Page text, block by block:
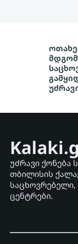
უძრავი ქონება
თბილისის
საცხოვრებელი,
ცენტრები.